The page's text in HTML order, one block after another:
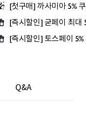
[첫구매] 까사미아 5%
[즉시할인] 굳페이 최대
[즉시할인] 토스페이 5%
Q&A